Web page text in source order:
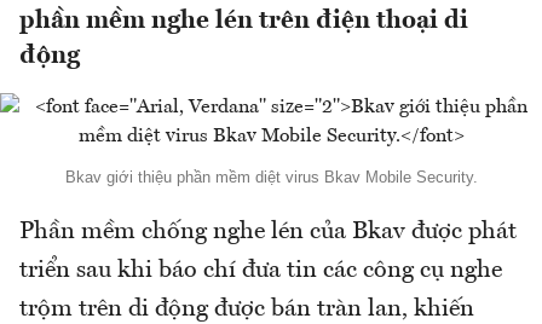
phần mềm nghe lén trên điện thoại di
động
Bkav giới thiệu phần mềm diệt virus Bkav Mobile Security.
Phần mềm chống nghe lén của Bkav được phát
triển sau khi báo chí đưa tin các công cụ nghe
trộm trên di động được bán tràn lan, khiến